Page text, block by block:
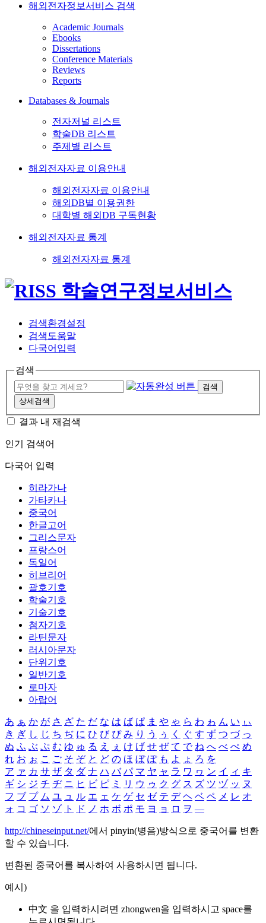
해외전자정보서비스 검색
Academic Journals
Ebooks
Dissertations
Conference Materials
Reviews
Reports
Databases & Journals
전자저널 리스트
학술DB 리스트
주제별 리스트
해외전자자료 이용안내
해외전자자료 이용안내
해외DB별 이용권한
대학별 해외DB 구독현황
해외전자자료 통계
해외전자자료 통계
검색환경설정
검색도움말
다국어입력
검색
검색
상세검색
결과 내 재검색
인기 검색어
다국어 입력
히라가나
가타카나
중국어
한글고어
그리스문자
프랑스어
독일어
히브리어
괄호기호
학술기호
기술기호
첨자기호
라틴문자
러시아문자
단위기호
일반기호
로마자
아랍어
あ ぁ か が さ ざ た だ な は ば ぱ ま や ゃ ら わ ゎ ん い ぃ
き ぎ し じ ち ぢ に ひ び ぴ み り う ぅ く ぐ す ず つ づ っ
ぬ ふ ぶ ぷ む ゆ ゅ る え ぇ け げ せ ぜ て で ね へ べ ぺ め
れ お ぉ こ ご そ ぞ と ど の ほ ぼ ぽ も よ ょ ろ を
ア ァ カ サ ザ タ ダ ナ ハ バ パ マ ヤ ャ ラ ワ ヮ ン イ ィ キ
ギ シ ジ チ ヂ ニ ヒ ビ ピ ミ リ ウ ゥ ク グ ス ズ ツ ヅ ッ ヌ
フ ブ プ ム ユ ュ ル エ ェ ケ ゲ セ ゼ テ デ ヘ ベ ペ メ レ オ
ォ コ ゴ ソ ゾ ト ド ノ ホ ボ ポ モ ヨ ョ ロ ヲ ―
http://chineseinput.net/에서 pinyin(병음)방식으로 중국어를 변환
할 수 있습니다.
변환된 중국어를 복사하여 사용하시면 됩니다.
예시)
中文 을 입력하시려면 zhongwen을 입력하시고 space를